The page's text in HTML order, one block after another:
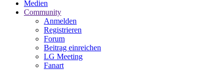
Medien
Community
Anmelden
Registrieren
Forum
Beitrag einreichen
LG Meeting
Fanart